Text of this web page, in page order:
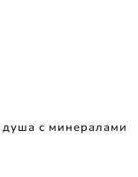
с минералами